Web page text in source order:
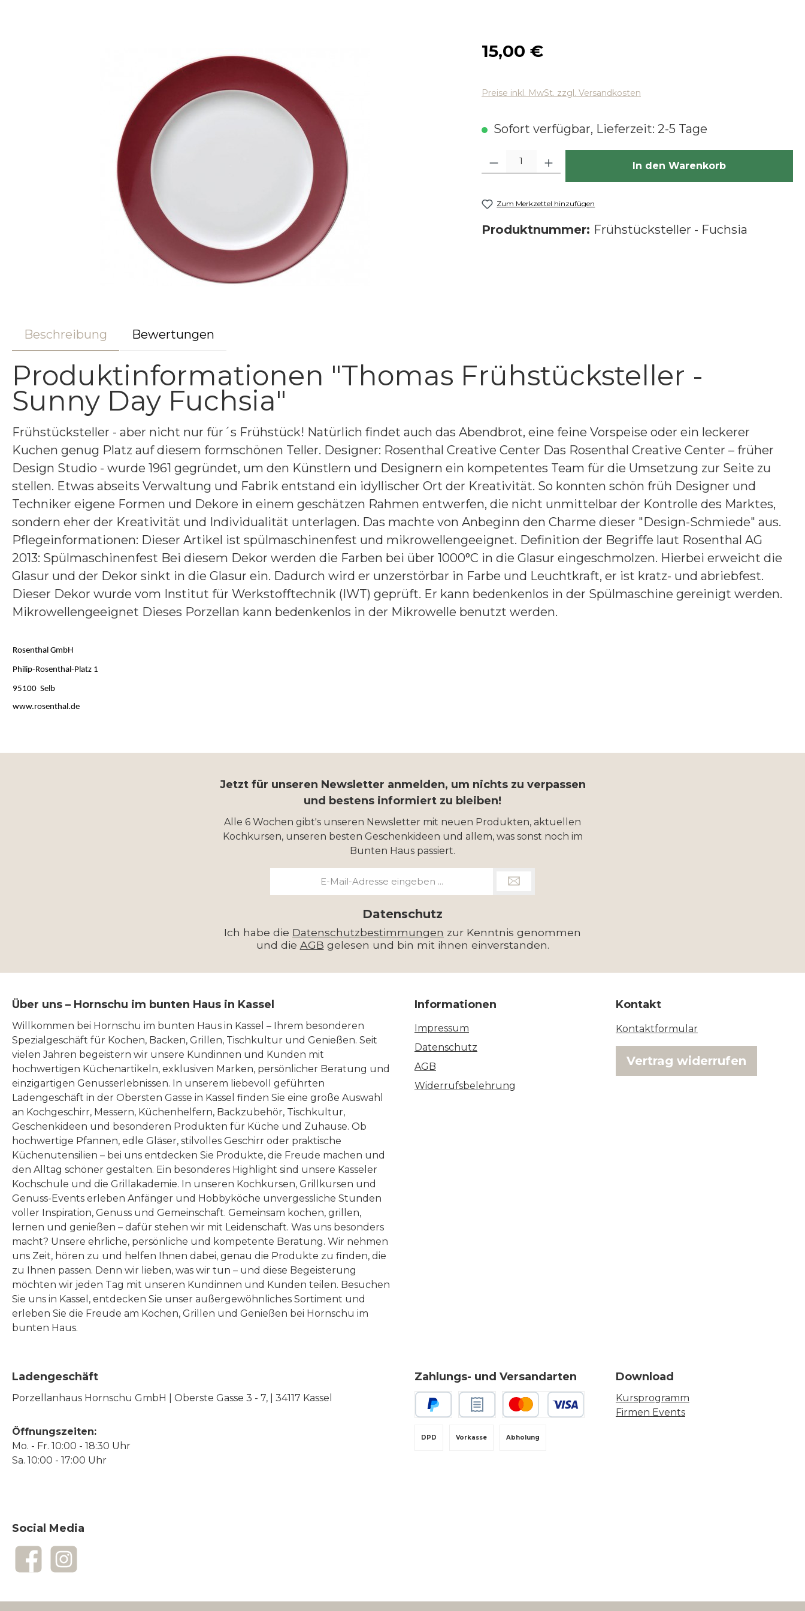
Regulärer Preis:
15,00 €
Preise inkl. MwSt. zzgl. Versandkosten
Sofort verfügbar, Lieferzeit: 2-5 Tage
Produkt Anzahl: Gib den gewünschten Wert ein oder benutze die
In den Warenkorb
Zum Merkzettel hinzufügen
Produktnummer: Frühstücksteller - Fuchsia
Beschreibung Bewertungen
Produktinformationen "Thomas Frühstücksteller -
Sunny Day Fuchsia"
Frühstücksteller - aber nicht nur für´s Frühstück! Natürlich findet auch das Abendbrot, eine feine Vorspeise oder ein leckerer
Kuchen genug Platz auf diesem formschönen Teller. Designer: Rosenthal Creative Center Das Rosenthal Creative Center – früher
Design Studio - wurde 1961 gegründet, um den Künstlern und Designern ein kompetentes Team für die Umsetzung zur Seite zu
stellen. Etwas abseits Verwaltung und Fabrik entstand ein idyllischer Ort der Kreativität. So konnten schön früh Designer und
Techniker eigene Formen und Dekore in einem geschätzen Rahmen entwerfen, die nicht unmittelbar der Kontrolle des Marktes,
sondern eher der Kreativität und Individualität unterlagen. Das machte von Anbeginn den Charme dieser "Design-Schmiede" aus.
Pflegeinformationen: Dieser Artikel ist spülmaschinenfest und mikrowellengeeignet. Definition der Begriffe laut Rosenthal AG
2013: Spülmaschinenfest Bei diesem Dekor werden die Farben bei über 1000°C in die Glasur eingeschmolzen. Hierbei erweicht die
Glasur und der Dekor sinkt in die Glasur ein. Dadurch wird er unzerstörbar in Farbe und Leuchtkraft, er ist kratz- und abriebfest.
Dieser Dekor wurde vom Institut für Werkstofftechnik (IWT) geprüft. Er kann bedenkenlos in der Spülmaschine gereinigt werden.
Mikrowellengeeignet Dieses Porzellan kann bedenkenlos in der Mikrowelle benutzt werden.
Rosenthal GmbH
Philip-Rosenthal-Platz 1
95100 Selb
www.rosenthal.de
Jetzt für unseren Newsletter anmelden, um nichts zu verpassen
und bestens informiert zu bleiben!
Alle 6 Wochen gibt's unseren Newsletter mit neuen Produkten, aktuellen
Kochkursen, unseren besten Geschenkideen und allem, was sonst noch im
Bunten Haus passiert.
Datenschutz
Ich habe die Datenschutzbestimmungen zur Kenntnis genommen
und die AGB gelesen und bin mit ihnen einverstanden.
Über uns – Hornschu im bunten Haus in Kassel
Willkommen bei Hornschu im bunten Haus in Kassel – Ihrem besonderen
Spezialgeschäft für Kochen, Backen, Grillen, Tischkultur und Genießen. Seit
vielen Jahren begeistern wir unsere Kundinnen und Kunden mit
hochwertigen Küchenartikeln, exklusiven Marken, persönlicher Beratung und
einzigartigen Genusserlebnissen. In unserem liebevoll geführten
Ladengeschäft in der Obersten Gasse in Kassel finden Sie eine große Auswahl
an Kochgeschirr, Messern, Küchenhelfern, Backzubehör, Tischkultur,
Geschenkideen und besonderen Produkten für Küche und Zuhause. Ob
hochwertige Pfannen, edle Gläser, stilvolles Geschirr oder praktische
Küchenutensilien – bei uns entdecken Sie Produkte, die Freude machen und
den Alltag schöner gestalten. Ein besonderes Highlight sind unsere Kasseler
Kochschule und die Grillakademie. In unseren Kochkursen, Grillkursen und
Genuss-Events erleben Anfänger und Hobbyköche unvergessliche Stunden
voller Inspiration, Genuss und Gemeinschaft. Gemeinsam kochen, grillen,
lernen und genießen – dafür stehen wir mit Leidenschaft. Was uns besonders
macht? Unsere ehrliche, persönliche und kompetente Beratung. Wir nehmen
uns Zeit, hören zu und helfen Ihnen dabei, genau die Produkte zu finden, die
zu Ihnen passen. Denn wir lieben, was wir tun – und diese Begeisterung
möchten wir jeden Tag mit unseren Kundinnen und Kunden teilen. Besuchen
Sie uns in Kassel, entdecken Sie unser außergewöhnliches Sortiment und
erleben Sie die Freude am Kochen, Grillen und Genießen bei Hornschu im
bunten Haus.
Informationen
Impressum
Datenschutz
AGB
Widerrufsbelehrung
Kontakt
Kontaktformular
Vertrag widerrufen
Ladengeschäft
Porzellanhaus Hornschu GmbH | Oberste Gasse 3 - 7, | 34117 Kassel
Öffnungszeiten:
Mo. - Fr. 10:00 - 18:30 Uhr
Sa. 10:00 - 17:00 Uhr
Zahlungs- und Versandarten
Vorkasse
DPD Abholung
Download
Kursprogramm
Firmen Events
Social Media
FacebookInstagram